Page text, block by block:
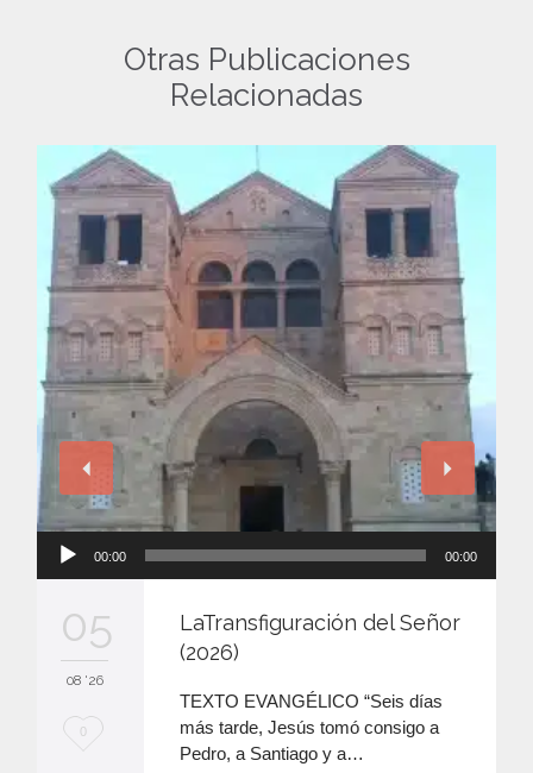
Otras Publicaciones
Relacionadas
00:00 00:00
05
08 '26
M
0
LaTransfiguración del Señor
(2026)
TEXTO EVANGÉLICO “Seis días
más tarde, Jesús tomó consigo a
Pedro, a Santiago y a…